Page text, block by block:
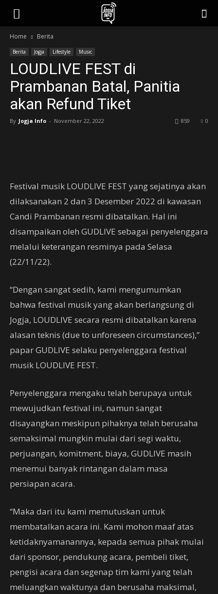
jogjainfo.id
Home Berita
Berita Jogja Lifestyle Music
LOUDLIVE FEST di
Prambanan Batal, Panitia
akan Refund Tiket
By Jogja Info - November 22, 2022 0
859
Festival musik LOUDLIVE FEST yang sejatinya akan
dilaksanakan 2 dan 3 Desember 2022 di kawasan
Candi Prambanan resmi dibatalkan. Hal ini
disampaikan oleh GUDLIVE sebagai penyelenggara
melalui keterangan resminya pada Selasa
(22/11/22).
“Dengan sangat sedih, kami mengumumkan
bahwa festival musik yang akan berlangsung di
Jogja, LOUDLIVE secara resmi dibatalkan karena
alasan teknis (due to unforeseen circumstances),”
papar GUDLIVE selaku penyelenggara festival
musik LOUDLIVE FEST.
Penyelenggara mengaku telah berupaya untuk
mewujudkan festival ini, namun sangat
disayangkan meskipun pihaknya telah berusaha
semaksimal mungkin mulai dari segi waktu,
perjuangan, komitment, biaya, GUDLIVE masih
menemui banyak rintangan dalam masa
persiapan acara.
“Maka dari itu kami memutuskan untuk
membatalkan acara ini. Kami mohon maaf atas
ketidaknyamanannya, kepada semua pihak mulai
dari sponsor, pendukung acara, pembeli tiket,
pengisi acara dan segenap tim kami yang telah
meluangkan waktunya dan berusaha maksimal,